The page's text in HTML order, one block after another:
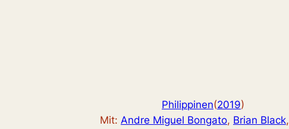
Philippinen(2019)
Mit: Andre Miguel Bongato, Brian Black,